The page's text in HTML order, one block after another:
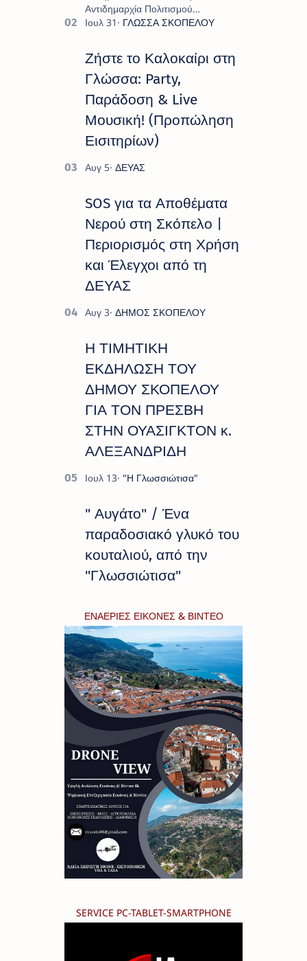
Αντιδημαρχία Πολιτισμού
παρουσιάζουν το πρόγραμμα «
πρόγραμμα εκδ…
Ζήστε το Καλοκαίρι στη
Γλώσσα: Party,
Παράδοση & Live
Μουσική! (Προπώληση
Εισιτηρίων)
SOS για τα Αποθέματα
Νερού στη Σκόπελο |
Περιορισμός στη Χρήση
και Έλεγχοι από τη
ΔΕΥΑΣ
Η ΤΙΜΗΤΙΚΗ
ΕΚΔΗΛΩΣΗ ΤΟΥ
ΔΗΜΟΥ ΣΚΟΠΕΛΟΥ
ΓΙΑ ΤΟΝ ΠΡΕΣΒΗ
ΣΤΗΝ ΟΥΑΣΙΓΚΤΟΝ κ.
ΑΛΕΞΑΝΔΡΙΔΗ
" Αυγάτο" / Ένα
παραδοσιακό γλυκό του
κουταλιού, από την
"Γλωσσιώτισα"
ΕΝΑΕΡΙΕΣ ΕΙΚΟΝΕΣ & ΒΙΝΤΕΟ
SERVICE PC-TABLET-SMARTPHONE